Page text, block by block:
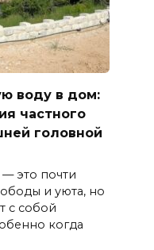
воду в дом:
частного
головной
это почти
и уюта, но
с собой
когда